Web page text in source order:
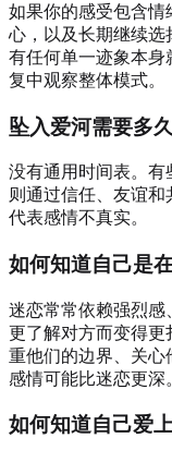
如果你的感受包含情
心，以及长期继续选
有任何单一迹象本身
复中观察整体模式。
坠入爱河需要多
没有通用时间表。有
则通过信任、友谊
代表感情不真实。
如何知道自己是
迷恋常常依赖强烈感
更了解对方而变得更
重他们的边界、关心
感情可能比迷恋更深
如何知道自己爱